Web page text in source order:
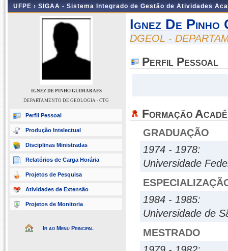
UFPE › SIGAA - Sistema Integrado de Gestão de Atividades
IGNEZ DE PINHO GUIMARAES
DEPARTAMENTO DE GEOLOGIA - CTG
Perfil Pessoal
Produção Intelectual
Disciplinas Ministradas
Relatórios de Carga Horária
Projetos de Pesquisa
Atividades de Extensão
Projetos de Monitoria
Ir ao Menu Principal
Ignez De Pinho
DGEOL -
Perfil Pessoal
Formação
GRADUAÇÃO
1974 - 1978:
Universidade
1984 - 1985:
Universidade de
MESTRADO